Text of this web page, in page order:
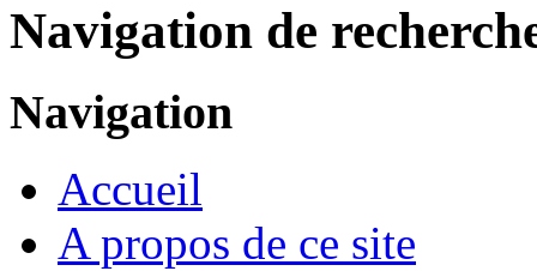
Navigation de
Navigation
Accueil
A propos de ce site